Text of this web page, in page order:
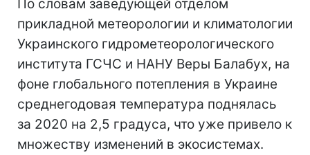
По словам заведующей отделом
прикладной метеорологии и климатологии
Украинского гидрометеорологического
института ГСЧС и НАНУ Веры Балабух, на
фоне глобального потепления в Украине
среднегодовая температура поднялась
за 2020 на 2,5 градуса, что уже привело к
множеству изменений в экосистемах.